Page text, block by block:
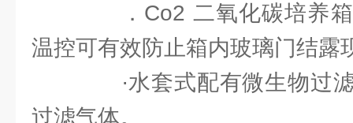
．Co2 二氧化碳培养箱
温控可有效防止箱内玻璃门结露
·水套式配有微生物过滤
过滤气体。